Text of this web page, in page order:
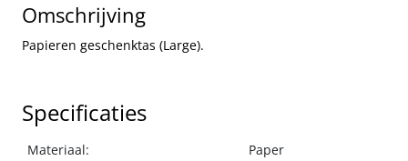
Omschrijving
Papieren geschenktas (Large).
Specificaties
Materiaal: Paper